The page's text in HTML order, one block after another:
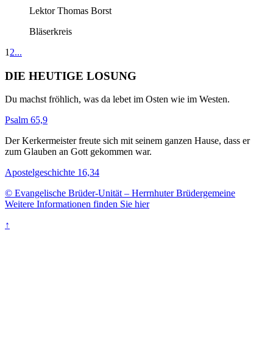
Lektor Thomas Borst
Bläserkreis
1 2...
DIE HEUTIGE LOSUNG
Du machst fröhlich, was da lebet im Osten wie im Westen.
Psalm 65,9
Der Kerkermeister freute sich mit seinem ganzen Hause, dass er
zum Glauben an Gott gekommen war.
Apostelgeschichte 16,34
© Evangelische Brüder-Unität – Herrnhuter Brüdergemeine
Weitere Informationen finden Sie hier
↑